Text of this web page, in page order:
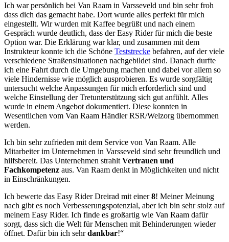
Ich war persönlich bei Van Raam in Varsseveld und bin sehr froh
dass dich das gemacht habe. Dort wurde alles perfekt für mich
eingestellt. Wir wurden mit Kaffee begrüßt und nach einem
Gespräch wurde deutlich, dass der Easy Rider für mich die beste
Option war. Die Erklärung war klar, und zusammen mit dem
Instrukteur konnte ich die Schöne Teststrecke befahren, auf der viele
verschiedene Straßensituationen nachgebildet sind. Danach durfte
ich eine Fahrt durch die Umgebung machen und dabei vor allem so
viele Hindernisse wie möglich ausprobieren. Es wurde sorgfältig
untersucht welche Anpassungen für mich erforderlich sind und
welche Einstellung der Tretunterstützung sich gut anfühlt. Alles
wurde in einem Angebot dokumentiert. Diese konnten in
Wesentlichen vom Van Raam Händler RSR/Welzorg übernommen
werden.
Ich bin sehr zufrieden mit dem Service von Van Raam. Alle
Mitarbeiter im Unternehmen in Varsseveld sind sehr freundlich und
hilfsbereit. Das Unternehmen strahlt Vertrauen und
Fachkompetenz aus. Van Raam denkt in Möglichkeiten und nicht
in Einschränkungen.
Ich bewerte das Easy Rider Dreirad mit einer8! Meiner Meinung
nach gibt es noch Verbesserungspotenzial, aber ich bin sehr stolz auf
meinem Easy Rider. Ich finde es großartig wie Van Raam dafür
sorgt, dass sich die Welt für Menschen mit Behinderungen wieder
öffnet. Dafür bin ich sehrdankbar!“